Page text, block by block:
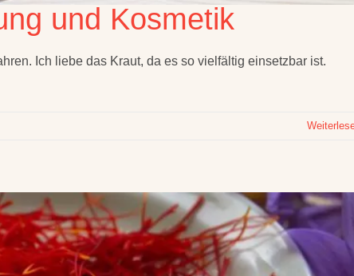
und Kosmetik
Ich liebe das Kraut, da es so vielfältig einsetzbar ist.